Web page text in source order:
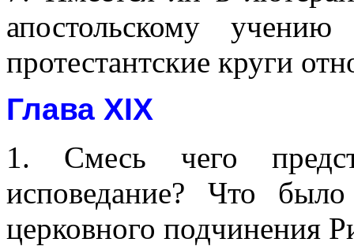
апостольскому
протестантские круги
Глава XIX
1. Смесь чего
исповедание? Что
церковного подчинения